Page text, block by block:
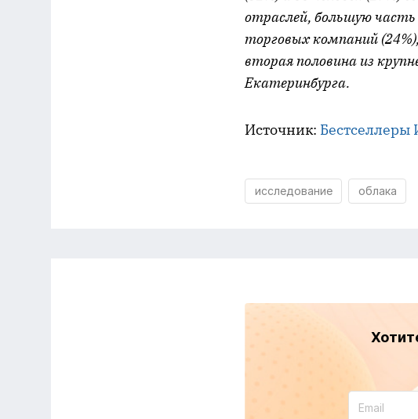
отраслей, большую часть
торговых компаний
вторая половина из
Екатеринбурга.
Источник:
исследование облака